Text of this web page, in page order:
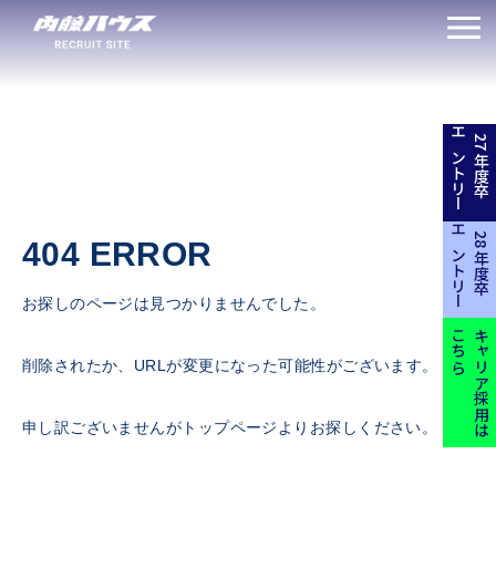
27年度卒
エントリー
28年度卒
エントリー
キャリア採用は
こちら
404 ERROR
お探しのページは見つかりませんでした。
削除されたか、URLが変更になった可能性がございます。
申し訳ございませんがトップページよりお探しください。